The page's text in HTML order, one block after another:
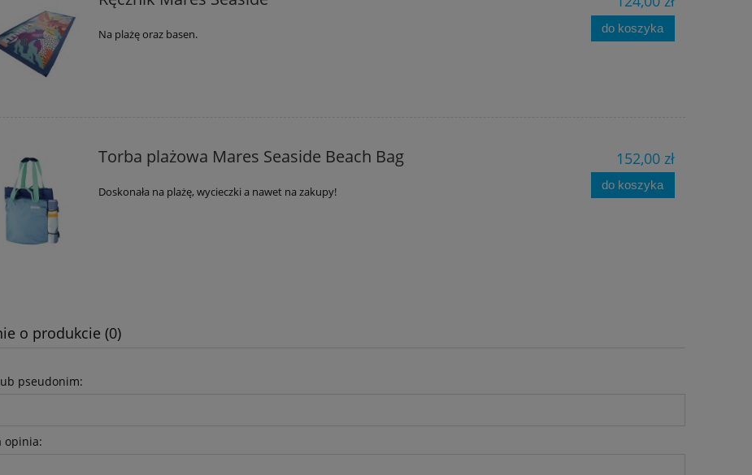
Na plażę oraz basen. do koszyka
Torba plażowa Mares Seaside Beach Bag
Doskonała na plażę, wycieczki a nawet na zakupy!
152,00 zł
do koszyka
o produkcie (0)
pseudonim:
opinia: